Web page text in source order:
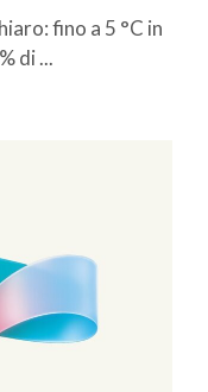
fino a 5 °C in
di ...